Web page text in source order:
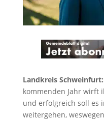
Landkreis Schweinfurt:
kommenden Jahr wirft
und erfolgreich soll es
weitergehen,